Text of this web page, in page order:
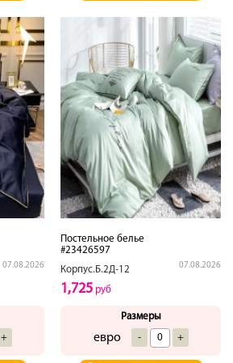
07.08.2026
+
Постельное белье
#23426597
Корпус.Б.2Д-12
07.08.2026
1,725 руб
Размеры
евро - +